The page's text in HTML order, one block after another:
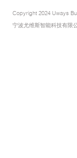
Copyright 2024 Uways
宁波尤维斯智能科技有限